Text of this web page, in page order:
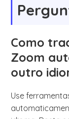
Como
Zoom
outro
Use